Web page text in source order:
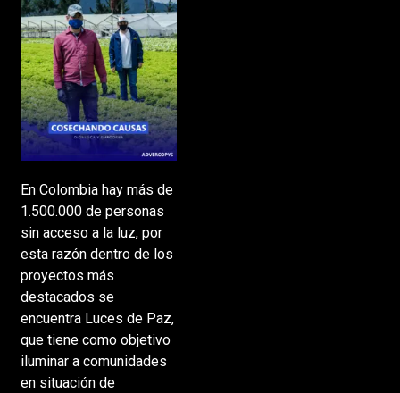
En Colombia hay más de
1.500.000 de personas
sin acceso a la luz, por
esta razón dentro de los
proyectos más
destacados se
encuentra Luces de Paz,
que tiene como objetivo
iluminar a comunidades
en situación de